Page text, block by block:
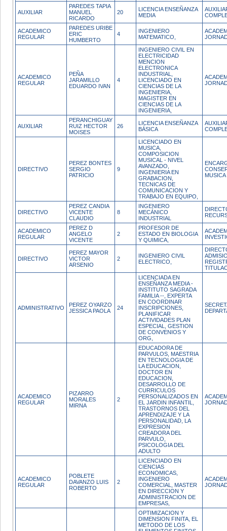
AUXILIAR
PAREDES TAPIA
MANUEL
RICARDO
20
LICENCIA ENSEÑANZA
MEDIA
ACADEMICO
REGULAR
PAREDES URIBE
ERIC
HUMBERTO
4
INGENIERO
MATEMATICO,
ACADEMICO
REGULAR
PEÑA
JARAMILLO
EDUARDO IVAN
4
INGENIERO CIVIL EN
ELECTRICIDAD
MENCION
ELECTRONICA
INDUSTRIAL,
LICENCIADO EN
CIENCIAS DE LA
INGENIERIA,
MAGISTER EN
CIENCIAS DE LA
INGENIERIA,
AUXILIAR
PERANCHIGUAY
RUIZ HECTOR
MOISES
26
LICENCIA ENSEÑANZA
BÁSICA
DIRECTIVO
PEREZ BONTES
SERGIO
PATRICIO
9
LICENCIADO EN
MUSICA,
COMPOSICION
MUSICAL - NIVEL
AVANZADO,
INGENIERIA EN
GRABACION,
TECNICAS DE
COMUNICACION Y
TRABAJO EN EQUIPO,
MUSICA
DIRECTIVO
PEREZ CANDIA
VICENTE
CLAUDIO
8
INGENIERO
MECÁNICO
INDUSTRIAL
ACADEMICO
REGULAR
PEREZ D
ANGELO
VICENTE
2
PROFESOR DE
ESTADO EN BIOLOGIA
Y QUIMICA,
DIRECTIVO
PEREZ MAYOR
VICTOR
ARSENIO
2
INGENIERO CIVIL
ELECTRICO,
ADMINISTRATIVO
PEREZ OYARZO
JESSICA PAOLA
24
LICENCIADA EN
ENSEÑANZA MEDIA -
INSTITUTO SAGRADA
FAMILIA --, EXPERTA
EN COORDINAR
INSCRIPCIONES,
PLANIFICAR
ACTIVIDADES PLAN
ESPECIAL, GESTION
DE CONVENIOS Y
ORG,
ACADEMICO
REGULAR
PIZARRO
MORALES
MIRNA
2
EDUCADORA DE
PARVULOS, MAESTRIA
EN TECNOLOGIA DE
LA EDUCACION,
DOCTOR EN
EDUCACION,
DESARROLLO DE
CURRICULOS
PERSONALIZADOS EN
EL JARDIN INFANTIL,
TRASTORNOS DEL
APRENDIZAJE Y LA
PERSONALIDAD, LA
EXPRESION
CREADORA DEL
PARVULO,
PSICOLOGIA DEL
ADULTO
ACADEMICO
REGULAR
POBLETE
DAVANZO LUIS
ROBERTO
2
LICENCIADO EN
CIENCIAS
ECONOMICAS,
INGENIERO
COMERCIAL, MASTER
EN DIRECCION Y
ADMINISTRACION DE
EMPRESAS,
OPTIMIZACION Y
DIMENSION FINITA, EL
METODO DE LOS